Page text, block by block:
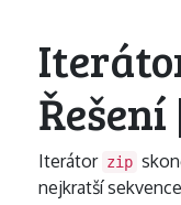
Řešení
Iterátor zip
nejkratší